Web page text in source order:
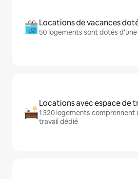
Locations de vacances
50 logements sont dotés
Locations avec espace de
1 320 logements comprennent
travail dédié